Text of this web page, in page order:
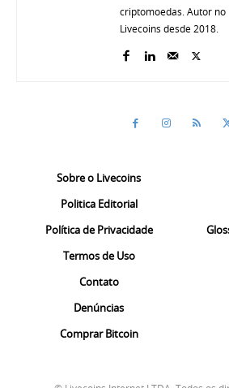
criptomoedas. Autor no
Livecoins desde 2018.
Sobre o Livecoins
Politica Editorial
Política de Privacidade
Termos de Uso
Contato
Denúncias
Comprar Bitcoin